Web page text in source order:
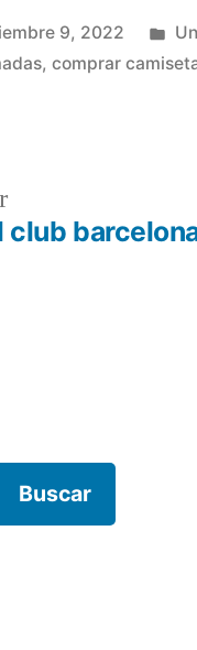
9, 2022
en
,comprar
Entrada
anterior:
Buscar